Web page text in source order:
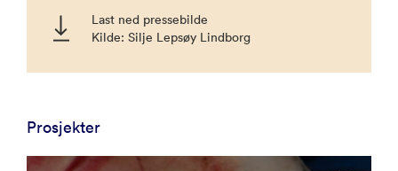
Last ned pressebilde
Kilde: Silje Lepsøy Lindborg
Prosjekter